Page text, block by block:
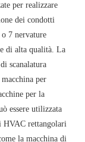
per realizzare
dei condotti
7 nervature
di alta qualità. La
scanalatura
per
per la
essere utilizzata
HVAC rettangolari
la macchina di